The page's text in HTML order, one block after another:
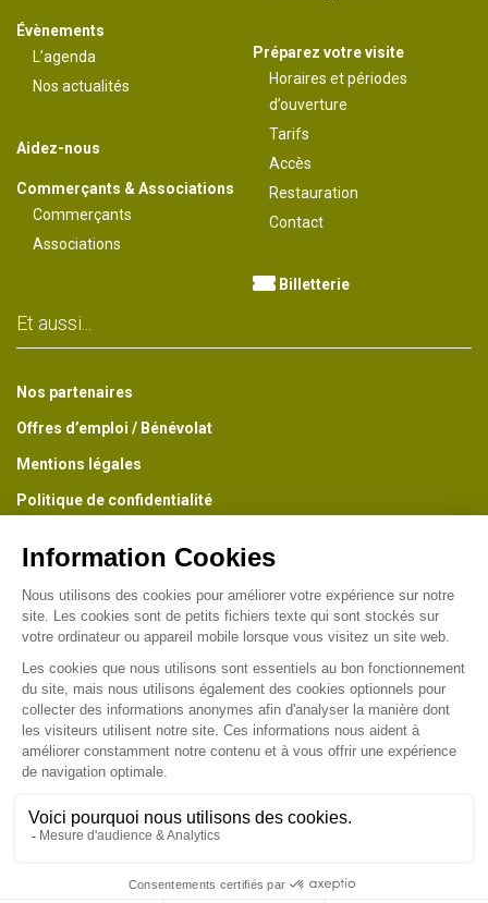
Évènements
L’agenda
Nos actualités
Aidez-nous
Commerçants & Associations
Commerçants
Associations
Préparez votre visite
Horaires et périodes
d’ouverture
Tarifs
Accès
Restauration
Contact
Billetterie
Et aussi...
Nos partenaires
Offres d’emploi / Bénévolat
Mentions légales
Politique de confidentialité
La Newsletter du Parc
Recevez 1 fois par mois la lettre d'information du Parc de
Wesserling
Suivez-nous sur :